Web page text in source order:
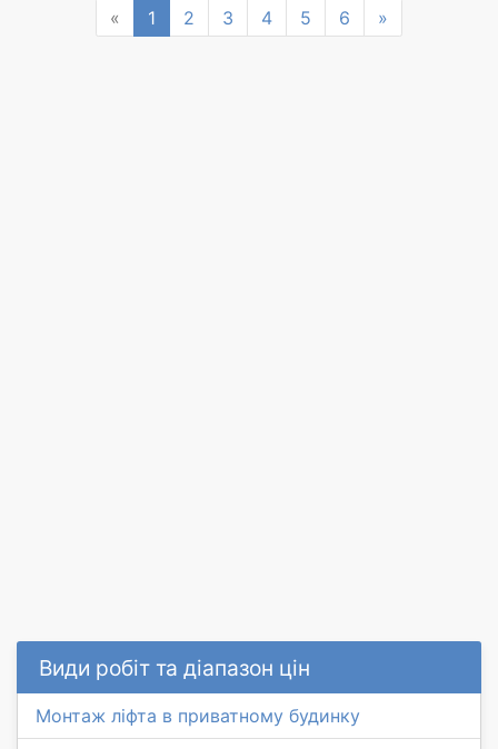
Види робіт та діапазон цін
Монтаж ліфта в приватному будинку
« Previous
1 2 3 4 5 6 »